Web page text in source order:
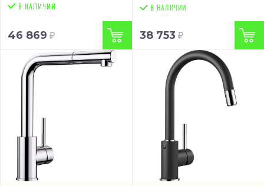
46 869
В НАЛИЧИИ
38 753